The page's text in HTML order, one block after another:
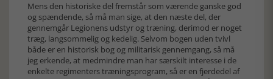
Mens den historiske del fremstår som værende ganske god
og spændende, så må man sige, at den næste del, der
gennemgår Legionens udstyr og træning, derimod er noget
træg, langsommelig og kedelig. Selvom bogen uden tvivl
både er en historisk bog og militarisk gennemgang, så må
jeg erkende, at medmindre man har særskilt interesse i de
enkelte regimenters træningsprogram, så er en fjerdedel af